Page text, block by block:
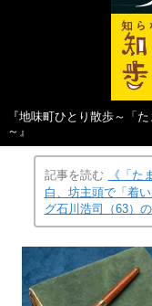
『地味町ひとり散歩～「
～』
記事を読む
《「た
白、坊主頭で「着
グ石川浩司（63）